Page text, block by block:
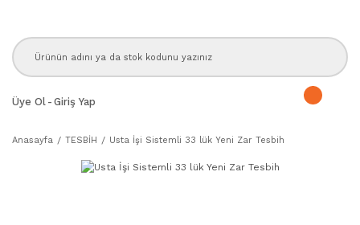
Üye Ol - Giriş Yap
Anasayfa TESBİH Usta İşi Sistemli 33 lük Yeni Zar Tesbih